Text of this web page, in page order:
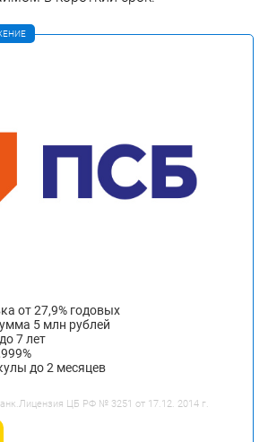
от 27,9% годовых
5 млн рублей
7 лет
до 2 месяцев
ЦБ РФ № 3251 от 17.12. 2014 г.